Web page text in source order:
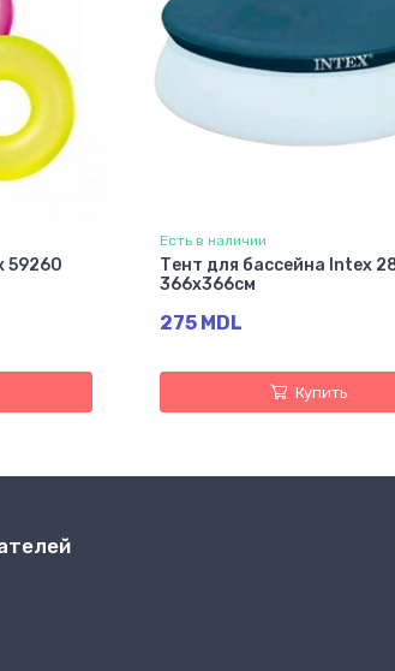
59260
Есть в наличии
Тент для бассейна Intex
366х366см
275 MDL
Купить